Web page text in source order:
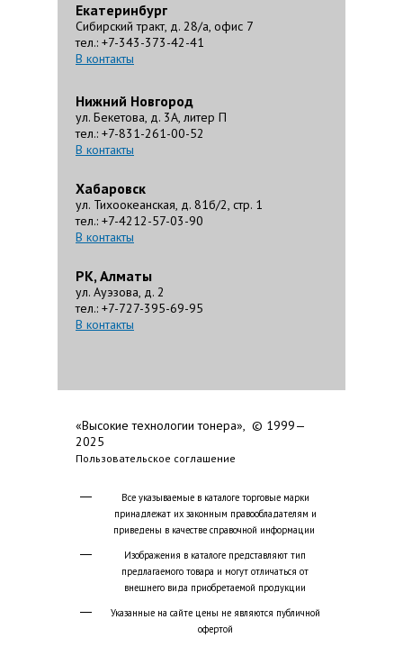
Екатеринбург
Сибирский тракт, д. 28/а, офис 7
тел.: +7-343-373-42-41
В контакты
Нижний Новгород
ул. Бекетова, д. 3А, литер П
тел.: +7-831-261-00-52
В контакты
Хабаровск
ул. Тихоокеанская, д. 81б/2, стр. 1
тел.: +7-4212-57-03-90
В контакты
РК, Алматы
ул. Ауэзова, д. 2
тел.: +7-727-395-69-95
В контакты
«Высокие технологии тонера», © 1999—
2025
Пользовательское соглашение
Все указываемые в каталоге торговые марки
принадлежат их законным правообладателям и
приведены в качестве справочной информации
Изображения в каталоге представляют тип
предлагаемого товара и могут отличаться от
внешнего вида приобретаемой продукции
Указанные на сайте цены не являются публичной
офертой